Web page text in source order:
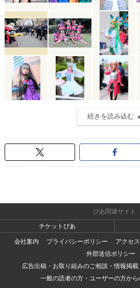
続きを読み込む
ぴあ関連サイト
チケットぴあ
会社案内
プライバシーポリシー
アクセ
外部送信ポリシー
広告出稿・お取り組みのご相談・情報掲
一般の読者の方・ユーザーの方か